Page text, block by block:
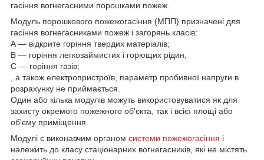
гасіння вогнегасними порошками пожеж.
Модуль порошкового пожежогасіння (МПП) призначені для
гасіння вогнегасниками пожеж і загорянь класів:
А — відкрите горіння твердих матеріалів;
В — горіння легкозаймистих і горющих рідин;
С — горіння газів;
, а також електропристроїв, параметр пробивної напруги в
розрахунку не приймається.
Один або кілька модулів можуть використовуватися як для
захисту окремого пожежного об'єкта, так і всієї площі або
об'єму приміщення.
Модулі є виконавчим органом системи пожежогасіння і
належить до класу стаціонарних вогнегасників, які не містять